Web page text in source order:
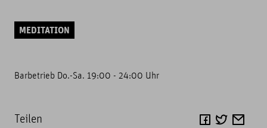
MEDITATION
Barbetrieb Do.-Sa. 19:00 - 24:00 Uhr
Teilen